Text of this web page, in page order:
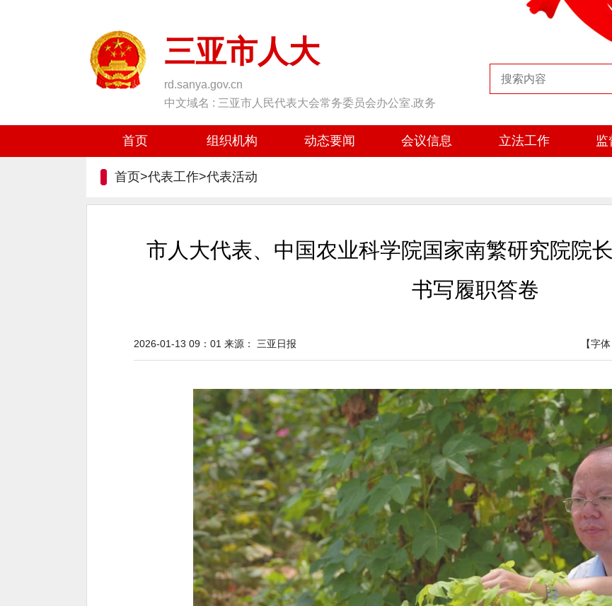
三亚市人大
rd.sanya.gov.cn
中文域名 : 三亚市人民代表大会常务委员会办公室.政务
首页 组织机构 动态要闻 会议信息 立法工作 监
首页>代表工作>代表活动
市人大代表、中国农业科学院国家南繁研究院院
书写履职答卷
【字体
2026-01-13 09：01 来源： 三亚日报